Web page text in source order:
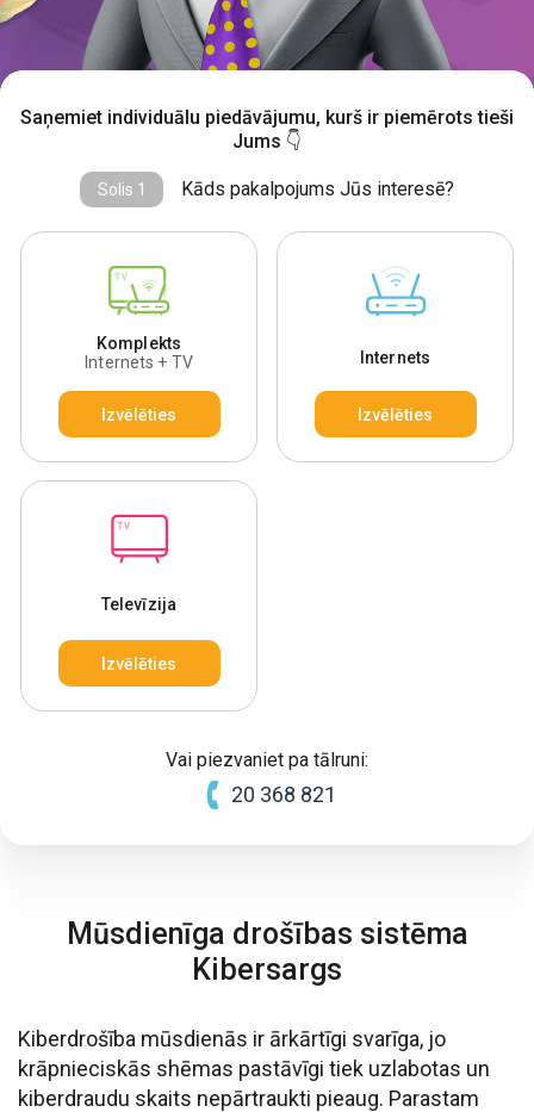
Saņemiet individuālu piedāvājumu, kurš ir piemērots tieši
Jums 👇
Solis 1 Kāds pakalpojums Jūs interesē?
Komplekts
Internets + TV
Izvēlēties
Internets
Izvēlēties
Televīzija
Izvēlēties
Vai piezvaniet pa tālruni:
20 368 821
Mūsdienīga drošības sistēma
Kibersargs
Kiberdrošība mūsdienās ir ārkārtīgi svarīga, jo
krāpnieciskās shēmas pastāvīgi tiek uzlabotas un
kiberdraudu skaits nepārtraukti pieaug. Parastam